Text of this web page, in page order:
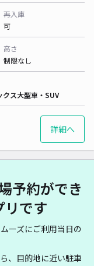
再入庫
可
高さ
制限なし
クス大型車・SUV
詳細へ
予約ができ
リです
ーズにご利用当日の
、目的地に近い駐車